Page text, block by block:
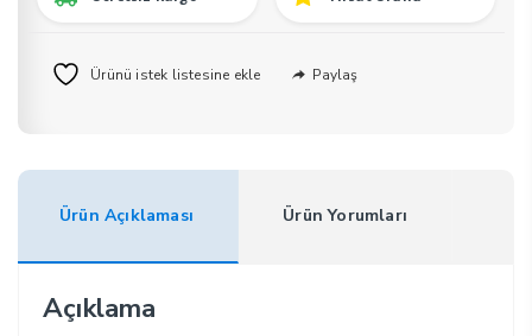
Ürünü istek listesine ekle Paylaş
Ürün Açıklaması Ürün Yorumları
Açıklama